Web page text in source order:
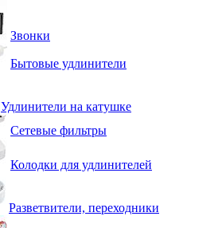
Звонки
Бытовые удлинители
Удлинители на катушке
Сетевые фильтры
Колодки для удлинителей
Разветвители, переходники